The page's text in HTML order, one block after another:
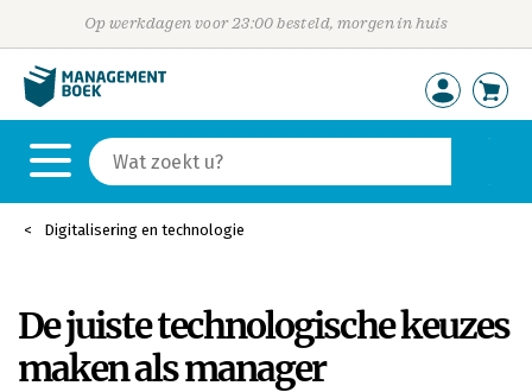
Op werkdagen voor 23:00 besteld, morgen in huis
Digitalisering en technologie
De juiste technologische keuzes
maken als manager